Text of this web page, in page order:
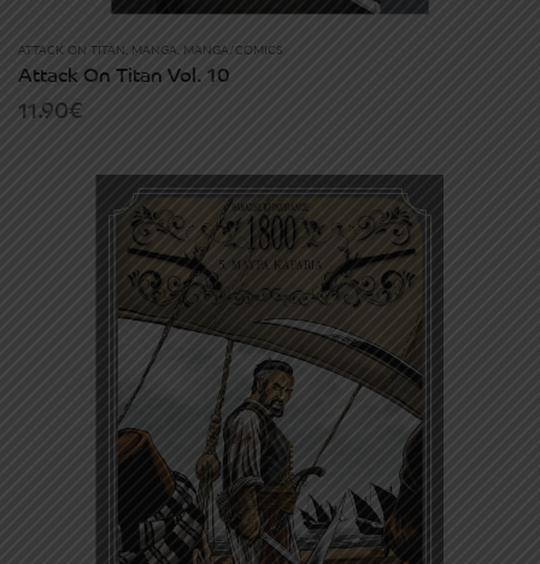
ATTACK ON TITAN , MANGA MANGA/COMICS
Attack On Titan Vol. 10
11.90€